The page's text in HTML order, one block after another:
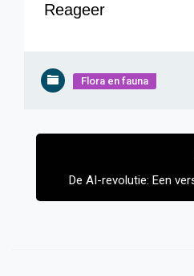
Reageer
Flora en fauna
Bericht
De AI-revolutie: Een